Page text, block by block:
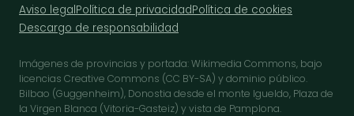
Aviso legalPolítica de privacidadPolítica de cookies
Descargo de responsabilidad
Imágenes de provincias y portada: Wikimedia Commons, bajo
licencias Creative Commons (CC BY-SA) y dominio público.
Bilbao (Guggenheim), Donostia desde el monte Igueldo, Plaza de
la Virgen Blanca (Vitoria-Gasteiz) y vista de Pamplona.